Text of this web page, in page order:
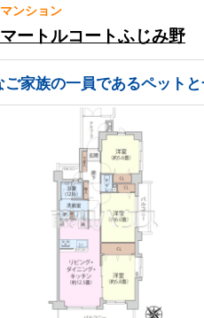
マンション
マートルコートふじみ野